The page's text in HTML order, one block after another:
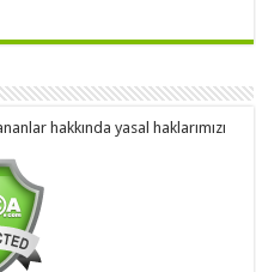
hakkında yasal haklarımızı